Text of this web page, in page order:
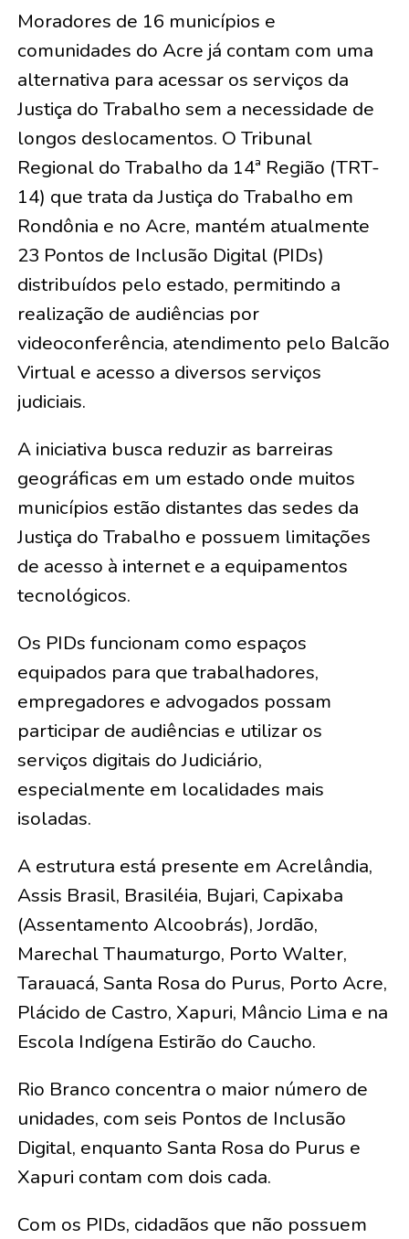
Moradores de 16 municípios e
comunidades do Acre já contam com uma
alternativa para acessar os serviços da
Justiça do Trabalho sem a necessidade de
longos deslocamentos. O Tribunal
Regional do Trabalho da 14ª Região (TRT-
14) que trata da Justiça do Trabalho em
Rondônia e no Acre, mantém atualmente
23 Pontos de Inclusão Digital (PIDs)
distribuídos pelo estado, permitindo a
realização de audiências por
videoconferência, atendimento pelo Balcão
Virtual e acesso a diversos serviços
judiciais.
A iniciativa busca reduzir as barreiras
geográficas em um estado onde muitos
municípios estão distantes das sedes da
Justiça do Trabalho e possuem limitações
de acesso à internet e a equipamentos
tecnológicos.
Os PIDs funcionam como espaços
equipados para que trabalhadores,
empregadores e advogados possam
participar de audiências e utilizar os
serviços digitais do Judiciário,
especialmente em localidades mais
isoladas.
A estrutura está presente em Acrelândia,
Assis Brasil, Brasiléia, Bujari, Capixaba
(Assentamento Alcoobrás), Jordão,
Marechal Thaumaturgo, Porto Walter,
Tarauacá, Santa Rosa do Purus, Porto Acre,
Plácido de Castro, Xapuri, Mâncio Lima e na
Escola Indígena Estirão do Caucho.
Rio Branco concentra o maior número de
unidades, com seis Pontos de Inclusão
Digital, enquanto Santa Rosa do Purus e
Xapuri contam com dois cada.
Com os PIDs, cidadãos que não possuem